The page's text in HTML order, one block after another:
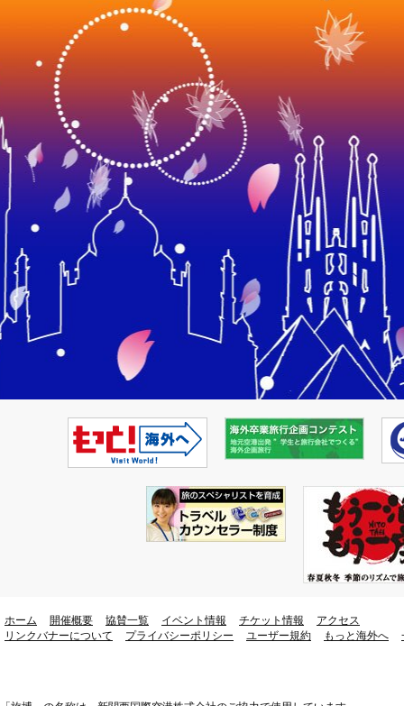
ホーム 開催概要 協賛一覧 イベント情報 チケット情報
アクセス
リンクバナーについて
プライバシーポリシー ユーザー規約 もっと海外へ